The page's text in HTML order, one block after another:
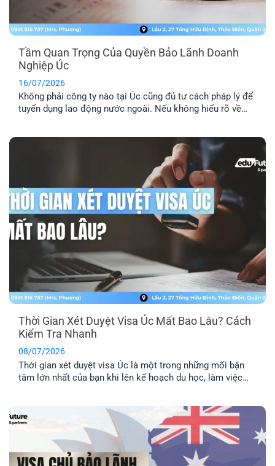
Tầm Quan Trọng Của Quyền Bảo Lãnh Doanh
Nghiệp Úc
16/07/2026
Không phải công ty nào tại Úc cũng đủ tư cách pháp lý để
tuyển dụng lao động nước ngoài. Nếu không hiểu rõ về
Thời Gian Xét Duyệt Visa Úc Mất Bao Lâu? Cách
Kiểm Tra Nhanh
08/07/2026
Thời gian xét duyệt visa Úc là một trong những mối bận
tâm lớn nhất của bạn khi lên kế hoạch du học, làm việc
khiến hồ sơ bị kéo [...]